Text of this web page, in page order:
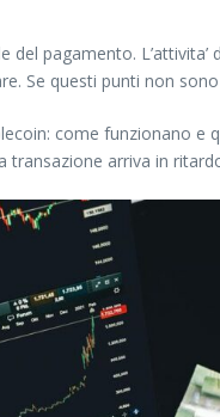
pagamento.
Se questi punti non
come funzionano
transazione arriva in